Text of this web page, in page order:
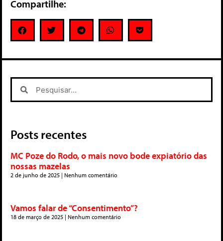
Compartilhe:
Posts recentes
MC Poze do Rodo, o mais novo bode expiatório das
nossas mazelas
2 de junho de 2025 Nenhum comentário
Vamos falar de “Consentimento”?
18 de março de 2025 Nenhum comentário